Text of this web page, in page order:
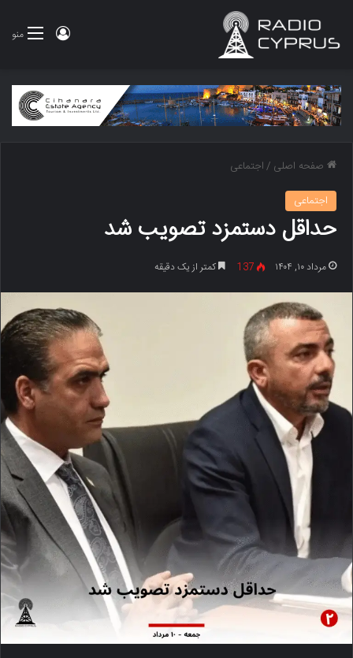
منو ورود
صفحه اصلی /اجتماعی
اجتماعی
حداقل دستمزد تصویب شد
مرداد ۱۰, ۱۴۰۴ 137 کمتر از یک دقیقه